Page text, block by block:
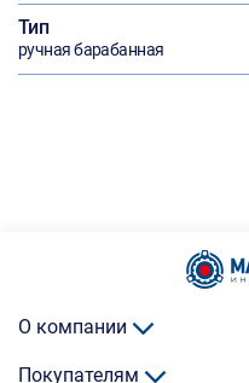
Тип
ручная барабанная
О компании
Покупателям